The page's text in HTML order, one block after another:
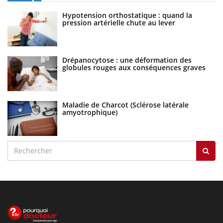
Hypotension orthostatique : quand la
pression artérielle chute au lever
Drépanocytose : une déformation des
globules rouges aux conséquences graves
Maladie de Charcot (Sclérose latérale
amyotrophique)